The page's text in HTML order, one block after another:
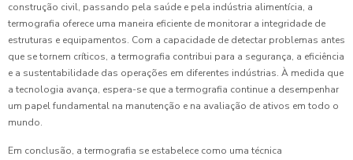
construção civil, passando pela saúde e pela indústria alimentícia, a
termografia oferece uma maneira eficiente de monitorar a integridade de
estruturas e equipamentos. Com a capacidade de detectar problemas antes
que se tornem críticos, a termografia contribui para a segurança, a eficiência
e a sustentabilidade das operações em diferentes indústrias. À medida que
a tecnologia avança, espera-se que a termografia continue a desempenhar
um papel fundamental na manutenção e na avaliação de ativos em todo o
mundo.
Em conclusão, a termografia se estabelece como uma técnica